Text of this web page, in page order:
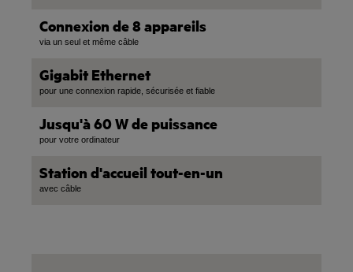
Connexion de 8 appareils
via un seul et même câble
Gigabit Ethernet
pour une connexion rapide, sécurisée et fiable
Jusqu'à 60 W de puissance
pour votre ordinateur
Station d'accueil tout-en-un
avec câble